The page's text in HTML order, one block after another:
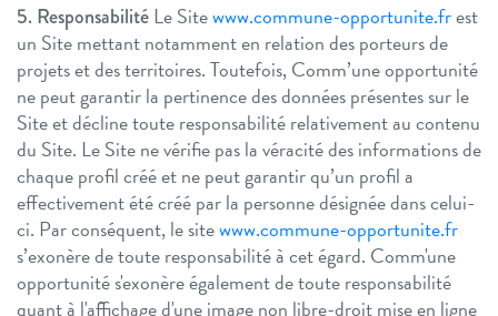
5. ResponsabilitéLe Sitewww.commune-opportunite.frest
un Site mettant notamment en relation des porteurs de
projets et des territoires. Toutefois, Comm’une opportunité
ne peut garantir la pertinence des données présentes sur le
Site et décline toute responsabilité relativement au contenu
du Site. Le Site ne vérifie pas la véracité des informations de
chaque profil créé et ne peut garantir qu’un profil a
effectivement été créé par la personne désignée dans celui-
ci. Par conséquent, le sitewww.commune-opportunite.fr
s’exonère de toute responsabilité à cet égard. Comm'une
opportunité s'exonère également de toute responsabilité
quant à l'affichage d'une image non libre-droit mise en ligne